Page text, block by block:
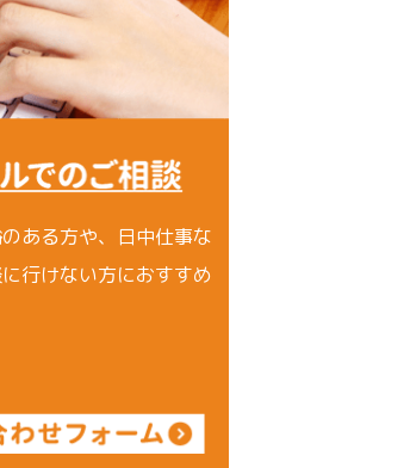
ある方や、日中仕事な
行けない方におすすめ